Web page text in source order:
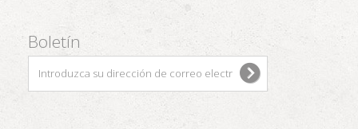
Boletín